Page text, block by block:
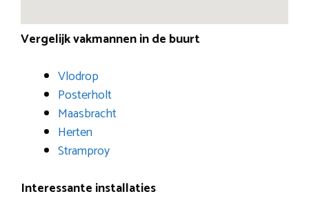
Vergelijk vakmannen in de buurt
Vlodrop
Posterholt
Maasbracht
Herten
Stramproy
Interessante installaties